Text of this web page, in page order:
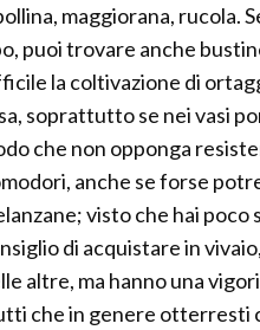
maggiorana, rucola.
puoi trovare anche
la coltivazione di
soprattutto se nei vasi
che non opponga
anche se forse
visto che hai
di acquistare in
altre, ma hanno una
che in genere otterresti